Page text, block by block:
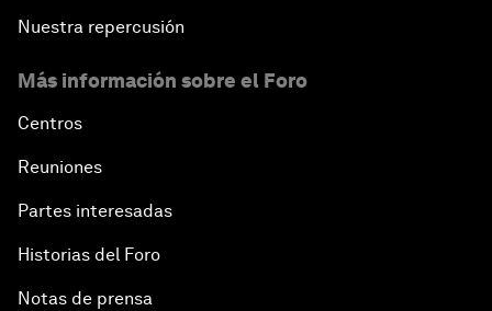
Nuestra repercusión
Más información sobre el Foro
Centros
Reuniones
Partes interesadas
Historias del Foro
Notas de prensa